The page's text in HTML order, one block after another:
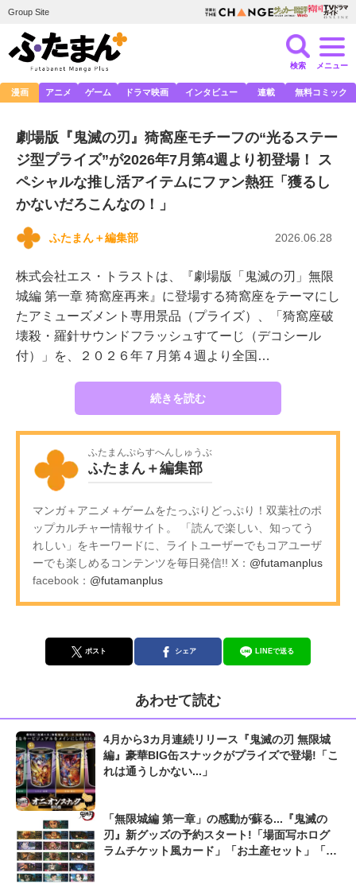
Group Site
検索 メニュー
漫画 アニメ ゲーム ドラマ映画 インタビュー 連載 無料コミック
劇場版『鬼滅の刃』猗窩座モチーフの“光るステー
ジ型プライズ”が2026年7月第4週より初登場！ ス
ペシャルな推し活アイテムにファン熱狂「獲るし
かないだろこんなの！」
ふたまん＋編集部 2026.06.28
株式会社エス・トラストは、『劇場版「鬼滅の刃」無限
城編 第一章 猗窩座再来』に登場する猗窩座をテーマにし
たアミューズメント専用景品（プライズ）、「猗窩座破
壊殺・羅針サウンドフラッシュすてーじ（デコシール
付）」を、２０２６年７月第４週より全国…
続きを読む
ふたまんぷらすへんしゅうぶ
ふたまん＋編集部
マンガ＋アニメ＋ゲームをたっぷりどっぷり！双葉社のポ
ップカルチャー情報サイト。 「読んで楽しい、知ってう
れしい」をキーワードに、ライトユーザーでもコアユーザ
ーでも楽しめるコンテンツを毎日発信!! X： @futamanplus
facebook： @futamanplus
ポスト シェア LINEで送る
あわせて読む
4月から3カ月連続リリース『鬼滅の刃 無限城
編』豪華BIG缶スナックがプライズで登場!「こ
れは通うしかない...」
「無限城編 第一章」の感動が蘇る...『鬼滅の
刃』新グッズの予約スタート!「場面写ホログ
ラムチケット風カード」「お土産セット」「75